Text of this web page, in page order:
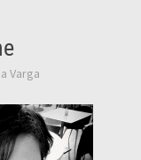
Varga